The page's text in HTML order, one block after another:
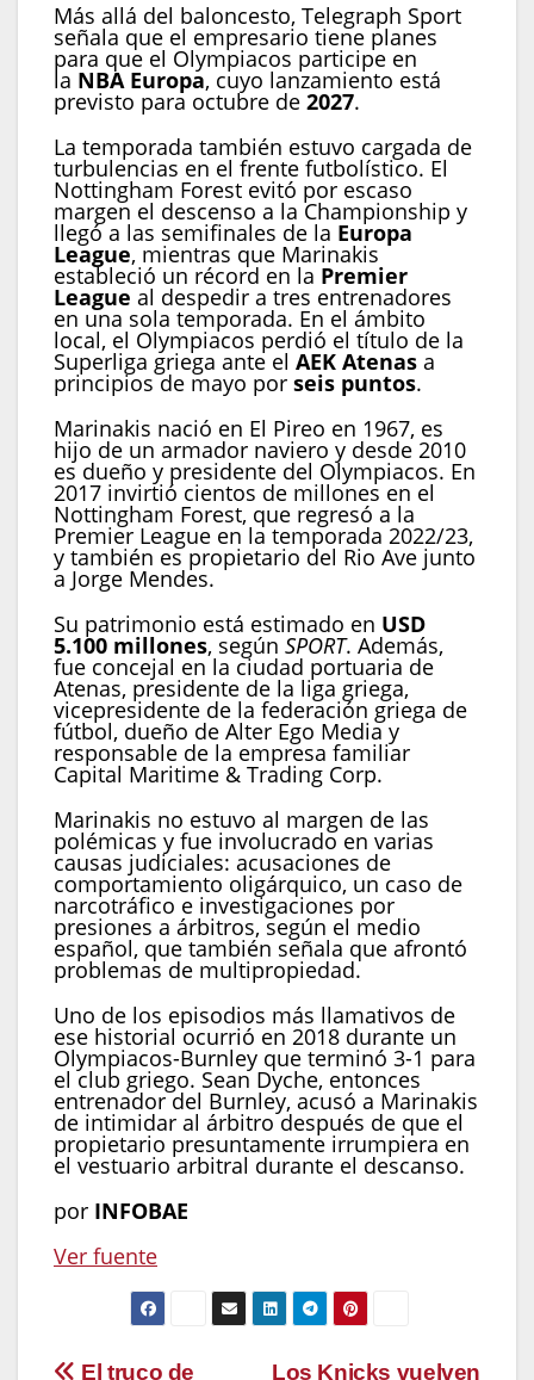
Más allá del baloncesto, Telegraph Sport
señala que el empresario tiene planes
para que el Olympiacos participe en
la NBA Europa, cuyo lanzamiento está
previsto para octubre de 2027.
La temporada también estuvo cargada de
turbulencias en el frente futbolístico. El
Nottingham Forest evitó por escaso
margen el descenso a la Championship y
llegó a las semifinales de la Europa
League, mientras que Marinakis
estableció un récord en la Premier
League al despedir a tres entrenadores
en una sola temporada. En el ámbito
local, el Olympiacos perdió el título de la
Superliga griega ante el AEK Atenas a
principios de mayo por seis puntos.
Marinakis nació en El Pireo en 1967, es
hijo de un armador naviero y desde 2010
es dueño y presidente del Olympiacos. En
2017 invirtió cientos de millones en el
Nottingham Forest, que regresó a la
Premier League en la temporada 2022/23,
y también es propietario del Rio Ave junto
a Jorge Mendes.
Su patrimonio está estimado en USD
5.100 millones, según SPORT. Además,
fue concejal en la ciudad portuaria de
Atenas, presidente de la liga griega,
vicepresidente de la federación griega de
fútbol, dueño de Alter Ego Media y
responsable de la empresa familiar
Capital Maritime & Trading Corp.
Marinakis no estuvo al margen de las
polémicas y fue involucrado en varias
causas judiciales: acusaciones de
comportamiento oligárquico, un caso de
narcotráfico e investigaciones por
presiones a árbitros, según el medio
español, que también señala que afrontó
problemas de multipropiedad.
Uno de los episodios más llamativos de
ese historial ocurrió en 2018 durante un
Olympiacos-Burnley que terminó 3-1 para
el club griego. Sean Dyche, entonces
entrenador del Burnley, acusó a Marinakis
de intimidar al árbitro después de que el
propietario presuntamente irrumpiera en
el vestuario arbitral durante el descanso.
por INFOBAE
Ver fuente
Los Knicks vuelven
El truco de